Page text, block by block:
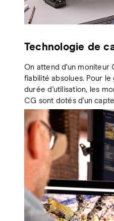
Technologie de
On attend d'un moniteur
fiabilité absolues. Pour
durée d'utilisation, les
CG sont dotés d'un